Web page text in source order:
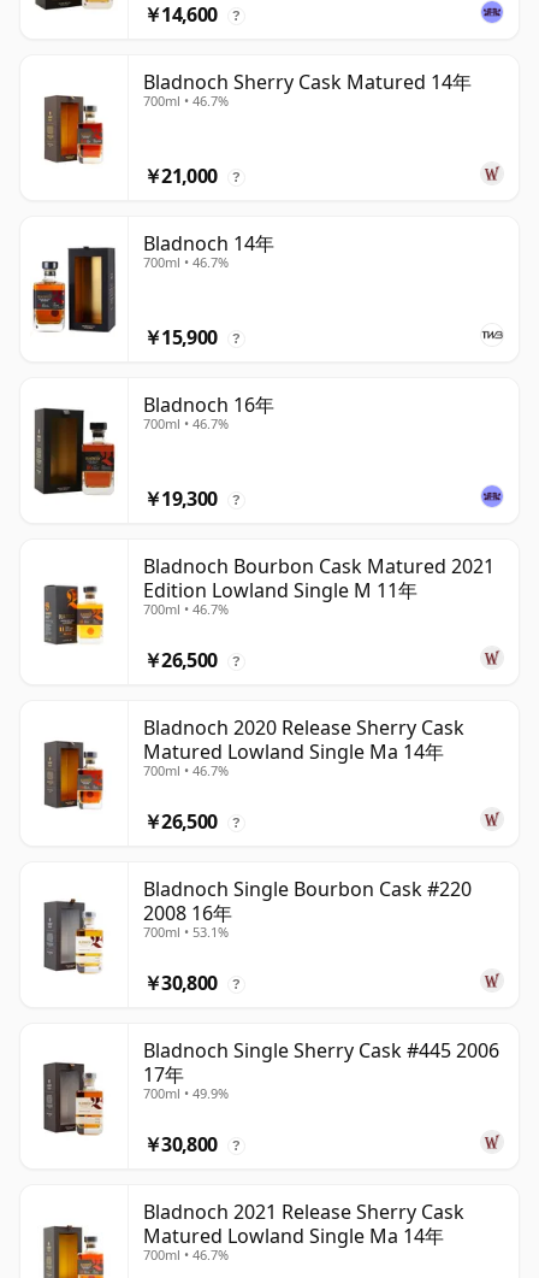
￥14,600 ?
Bladnoch Sherry Cask Matured 14年
700ml • 46.7%
￥21,000 ?
Bladnoch 14年
700ml • 46.7%
￥15,900 ?
Bladnoch 16年
700ml • 46.7%
￥19,300 ?
Bladnoch Bourbon Cask Matured 2021
Edition Lowland Single M 11年
700ml • 46.7%
￥26,500 ?
Bladnoch 2020 Release Sherry Cask
Matured Lowland Single Ma 14年
700ml • 46.7%
￥26,500 ?
Bladnoch Single Bourbon Cask #220
2008 16年
700ml • 53.1%
￥30,800 ?
Bladnoch Single Sherry Cask #445 2006
17年
700ml • 49.9%
￥30,800 ?
Bladnoch 2021 Release Sherry Cask
Matured Lowland Single Ma 14年
700ml • 46.7%